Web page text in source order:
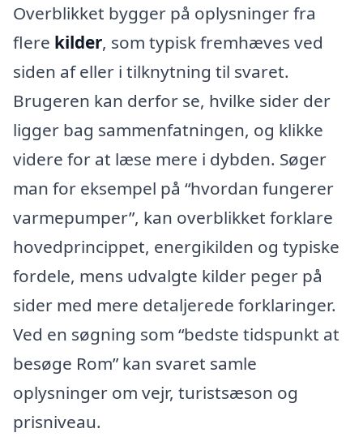
Overblikket bygger på oplysninger fra
flere kilder, som typisk fremhæves ved
siden af eller i tilknytning til svaret.
Brugeren kan derfor se, hvilke sider der
ligger bag sammenfatningen, og klikke
videre for at læse mere i dybden. Søger
man for eksempel på “hvordan fungerer
varmepumper”, kan overblikket forklare
hovedprincippet, energikilden og typiske
fordele, mens udvalgte kilder peger på
sider med mere detaljerede forklaringer.
Ved en søgning som “bedste tidspunkt at
besøge Rom” kan svaret samle
oplysninger om vejr, turistsæson og
prisniveau.